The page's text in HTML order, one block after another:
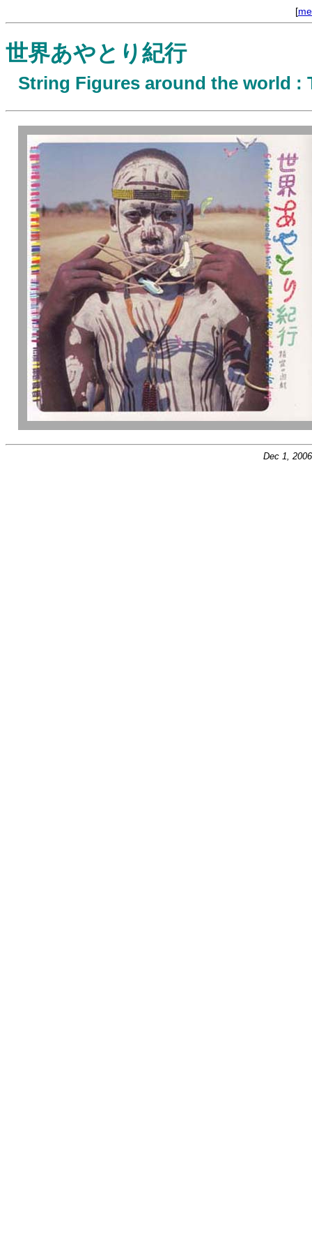
[
世界あやとり紀行
String Figures around the world :
Dec 1,